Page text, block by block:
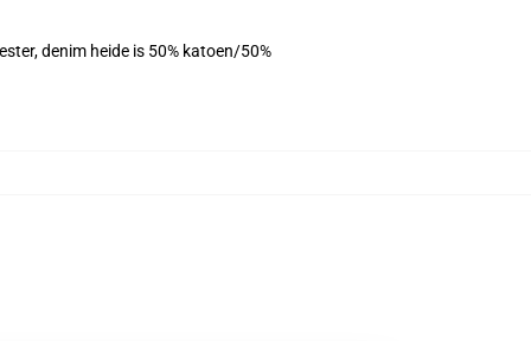
denim heide is 50% katoen/50%